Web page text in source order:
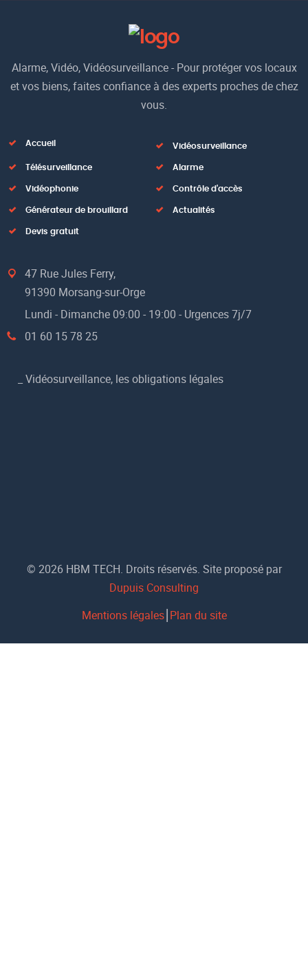
Alarme, Vidéo, Vidéosurveillance - Pour protéger vos locaux
et vos biens, faites confiance à des experts proches de chez
vous.
Accueil Vidéosurveillance
Télésurveillance Alarme
Vidéophonie Contrôle d'accès
Générateur de brouillard Actualités
Devis gratuit
47 Rue Jules Ferry,
91390 Morsang-sur-Orge
Lundi - Dimanche 09:00 - 19:00 - Urgences 7j/7
01 60 15 78 25
_Vidéosurveillance, les obligations légales
© 2026 HBM TECH. Droits réservés. Site proposé par
Dupuis Consulting
Mentions légales⎮ Plan du site